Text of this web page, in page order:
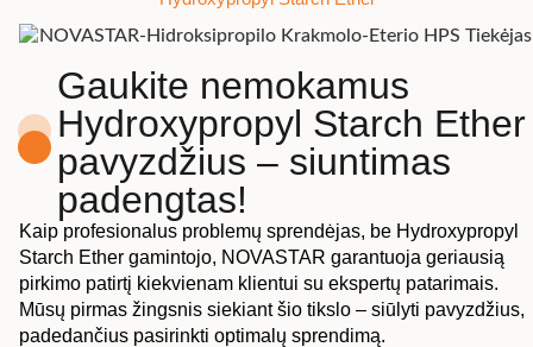
Gaukite nemokamus
Hydroxypropyl Starch Ether
pavyzdžius – siuntimas
padengtas!
Kaip profesionalus problemų sprendėjas, be Hydroxypropyl
Starch Ether gamintojo, NOVASTAR garantuoja geriausią
pirkimo patirtį kiekvienam klientui su ekspertų patarimais.
Mūsų pirmas žingsnis siekiant šio tikslo – siūlyti pavyzdžius,
padedančius pasirinkti optimalų sprendimą.